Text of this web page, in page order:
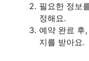
필요한 정보
정해요.
예약 완료 후
지를 받아요.